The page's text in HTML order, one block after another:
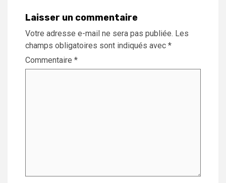
Laisser un commentaire
Votre adresse e-mail ne sera pas publiée. Les
champs obligatoires sont indiqués avec *
Commentaire *